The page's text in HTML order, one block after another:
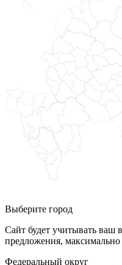
Выберите город
Сайт будет учитывать ваш
предложения,
Федеральный округ